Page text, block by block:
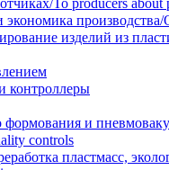
производства/
изделий из
контроллеры
формования и
controls
пластмасс,